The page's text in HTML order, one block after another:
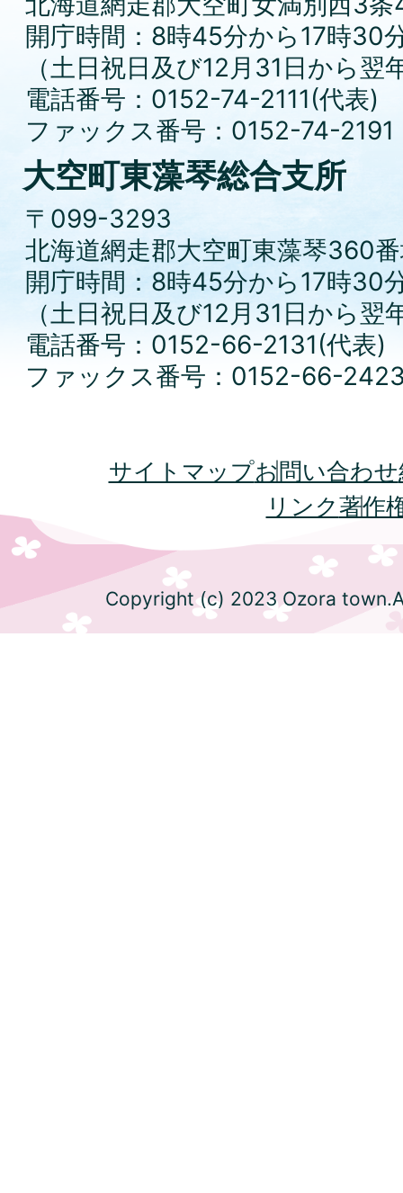
開庁時間：8時45分から17時30
（土日祝日及び12月31日から
電話番号：0152-74-2111(代表)
ファックス番号：0152-74-2191
大空町東藻琴総合支所
〒099-3293
北海道網走郡大空町東藻琴360
開庁時間：8時45分から17時30
（土日祝日及び12月31日から
電話番号：0152-66-2131(代表)
ファックス番号：0152-66-
サイトマップお問い合わせ
リンク著作
Copyright (c) 2023 Ozora